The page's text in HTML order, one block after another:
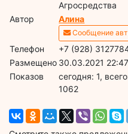
Агросредства
Автор
Алина
Сообщение
Телефон
+7 (928)
Размещено 30.03.2021 22:47
Показов
cегодня: 1,
1062